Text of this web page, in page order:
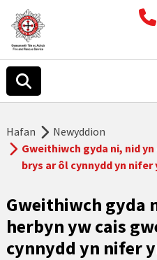
Hafan
Newyddion
Gweithiwch gyda ni, nid
brys ar ôl cynnydd yn
Gweithiwch gyda
herbyn yw cais
cynnydd yn nifer